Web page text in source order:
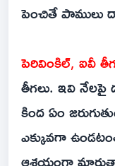
పెంచితే పాములు
పెరివింకిల్‌, ఐవీ
తీగలు. ఇవి నేలపై
కింద ఏం
ఎక్కువగా